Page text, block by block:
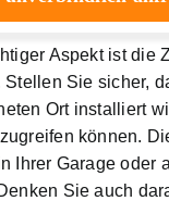
Aspekt ist die
Stellen Sie sicher,
Ort installiert
können.
Ihrer Garage oder
Sie auch